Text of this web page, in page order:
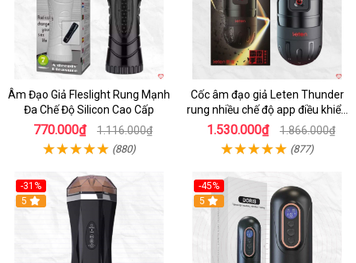
Âm Đạo Giả Fleslight Rung Mạnh
Đa Chế Độ Silicon Cao Cấp
770.000₫ 1.116.000₫
(880)
Cốc âm đạo giả Leten Thunder
rung nhiều chế độ app điều khiển
tiện lợi
1.530.000₫ 1.866.000₫
(877)
-31%
5
-45%
Hot
5